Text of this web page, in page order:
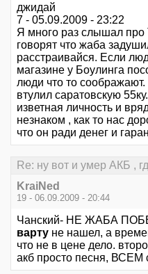
джидай
7 - 05.09.2009 - 23:22
Я много раз слышал про
говорят что жаба
расстраивайся. Если
магазине у Боулинга
люди что то
втулил саратовскую
изветная личность и
незнаком , как то нас
что он ради денег и
Re: ну вот и умер АКБ ,
KraiNed
19 - 06.09.2009 - 20:44
Чанский- НЕ ЖАБА
варту не нашел, а
что не в цене дело.
акб просто песня, ВСЕМ